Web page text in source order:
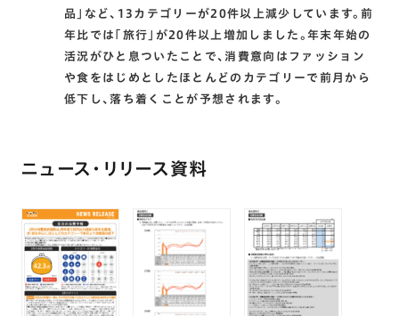
品｣など､13カテゴリーが20件以上減少しています。前
年比では｢旅行｣が20件以上増加しました。年末年始の
活況がひと息ついたことで､消費意向はファッション
や食をはじめとしたほとんどのカテゴリーで前月から
低下し､落ち着くことが予想されます。
ニュース・リリース資料